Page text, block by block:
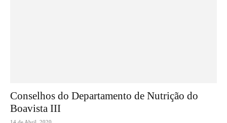
Conselhos do Departamento de Nutrição do
Boavista III